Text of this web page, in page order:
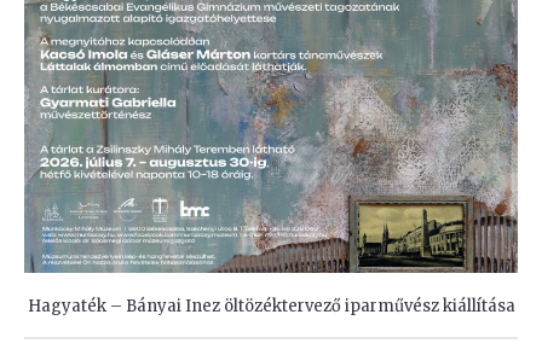
Hagyaték – Bányai Inez öltözéktervező iparművész kiállítása